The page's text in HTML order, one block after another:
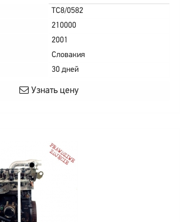
TC8/0582
210000
2001
Словакия
30 дней
Узнать цену